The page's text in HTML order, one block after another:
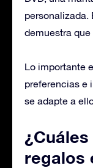
personalizada.
demuestra que
Lo importante
preferencias e
se adapte a
regalos